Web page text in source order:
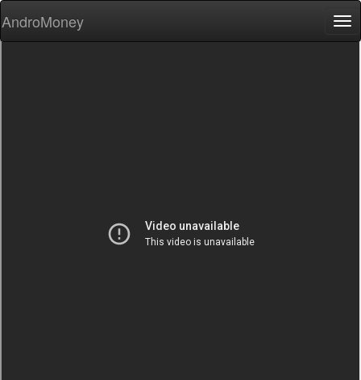
AndroMoney